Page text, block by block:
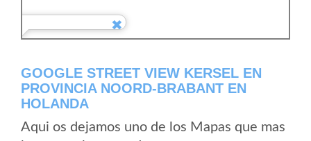
GOOGLE STREET VIEW KERSEL EN
PROVINCIA NOORD-BRABANT EN
HOLANDA
Aqui os dejamos uno de los Mapas que mas